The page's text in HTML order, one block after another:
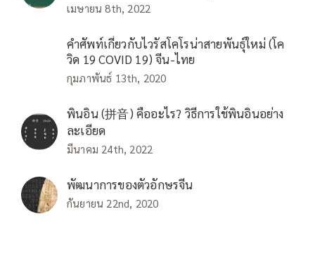
เมษายน 8th, 2022
คำศัพท์เกี่ยวกับไวรัสโคโรน่าสายพันธุ์ใหม่ (โค
วิด 19 COVID 19) จีน-ไทย
กุมภาพันธ์ 13th, 2020
พินอิน (拼音) คืออะไร? วิธีการใช้พินอินอย่าง
ละเอียด
มีนาคม 24th, 2022
พัฒนาการของตัวอักษรจีน
กันยายน 22nd, 2020